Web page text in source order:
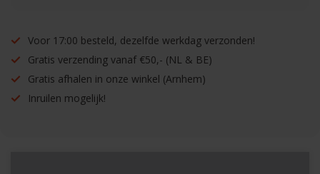
Voor 17:00 besteld, dezelfde werkdag verzonden!
Gratis verzending vanaf €50,- (NL & BE)
Gratis afhalen in onze winkel (Arnhem)
Inruilen mogelijk!